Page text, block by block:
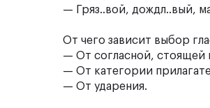
— Гряз..вой, дождл..вый,
От чего зависит выбор
— От согласной, стоящей
— От категории
— От ударения.